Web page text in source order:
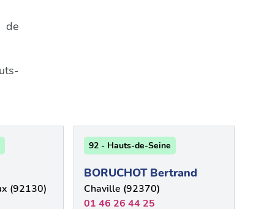
de
(92130)
92 - Hauts-de-Seine
BORUCHOT Bertrand
Chaville (92370)
01 46 26 44 25